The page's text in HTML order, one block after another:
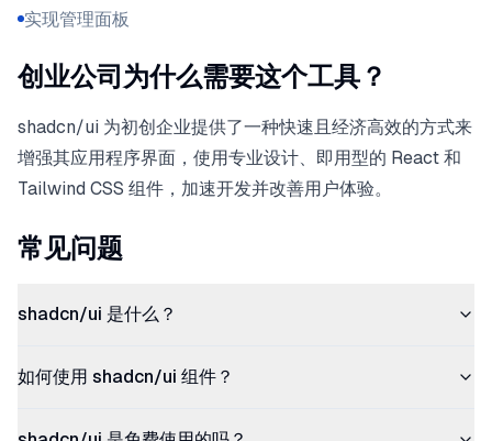
实现管理面板
创业公司为什么需要这个工具？
shadcn/ui 为初创企业提供了一种快速且经济高效的方式来
增强其应用程序界面，使用专业设计、即用型的 React 和
Tailwind CSS 组件，加速开发并改善用户体验。
常见问题
shadcn/ui 是什么？
如何使用 shadcn/ui 组件？